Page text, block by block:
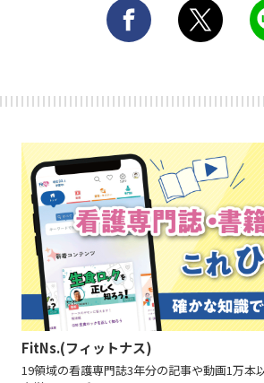
FitNs.(フィットナス)
19領域の看護専門誌3年分の記事や動画1万本